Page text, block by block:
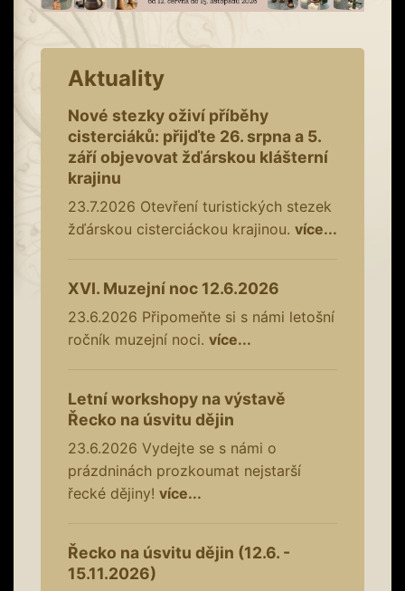
Aktuality
Nové stezky oživí příběhy
cisterciáků: přijďte 26. srpna a 5.
září objevovat žďárskou klášterní
krajinu
23.7.2026 Otevření turistických stezek
žďárskou cisterciáckou krajinou. více...
XVI. Muzejní noc 12.6.2026
23.6.2026 Připomeňte si s námi letošní
ročník muzejní noci. více...
Letní workshopy na výstavě
Řecko na úsvitu dějin
23.6.2026 Vydejte se s námi o
prázdninách prozkoumat nejstarší
řecké dějiny! více...
Řecko na úsvitu dějin (12.6. -
15.11.2026)